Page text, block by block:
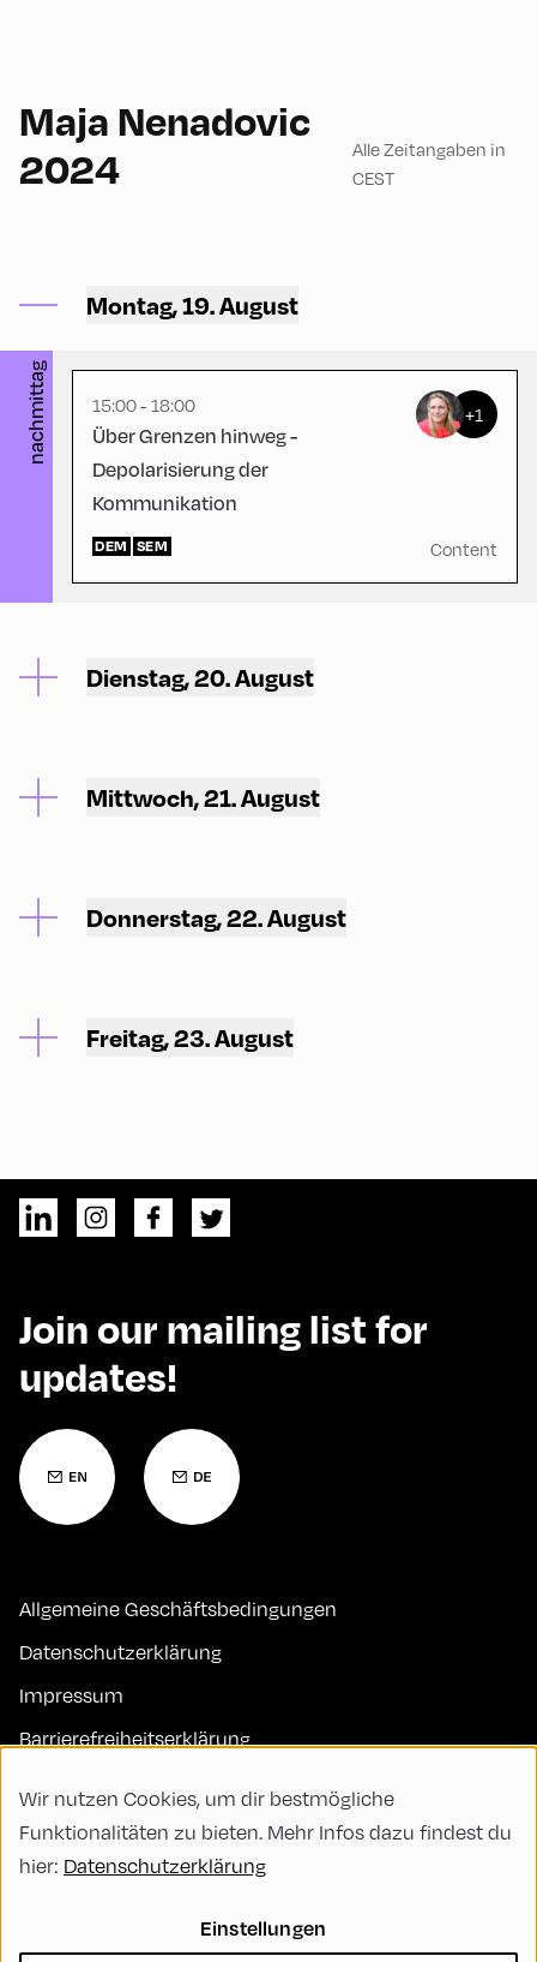
Maja Nenadovic
2024
Alle Zeitangaben in
CEST
Montag, 19. August
nachmittag
Mittelschule – Gym
15:00 - 18:00
Über Grenzen hinweg -
Depolarisierung der
Kommunikation
+1
DEM SEM Content
Dienstag, 20. August
Mittwoch, 21. August
Donnerstag, 22. August
Freitag, 23. August
Join our mailing list for
updates!
Allgemeine Geschäftsbedingungen
Datenschutzerklärung
Impressum
Barrierefreiheitserklärung
FAQs
Code of Conduct
Nachhaltigkeit
Wir nutzen Cookies, um dir bestmögliche
Funktionalitäten zu bieten. Mehr Infos dazu findest du
hier: Datenschutzerklärung
Einstellungen